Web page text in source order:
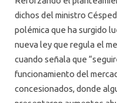
dichos del ministro
polémica que ha surgido
nueva ley que regula el
cuando señala que
funcionamiento del
concesionados, donde